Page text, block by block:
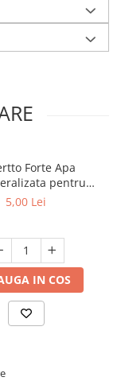
Forte Apa
pentru
calcat, 1 L, Floral
5,00 Lei
IN COS